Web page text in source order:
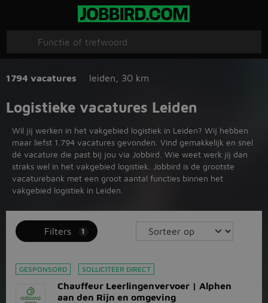
1794 vacatures leiden 30 km
Logistieke vacatures Leiden
Wil jij werken in het vakgebied logistiek in Leiden? Wij hebben
maar liefst 1.794 vacatures gevonden. Vind gemakkelijk en snel
dé vacature die past bij jou via Jobbird. Wie weet werk jij dan
straks wel in het vakgebied logistiek. Jobbird is de grootste
vacaturebank met een groot aantal functies binnen het
vakgebied logistiek in Leiden.
Filters 1
GESPONSORD SOLLICITEER DIRECT
Chauffeur Leerlingenvervoer | Alphen
aan den Rijn en omgeving